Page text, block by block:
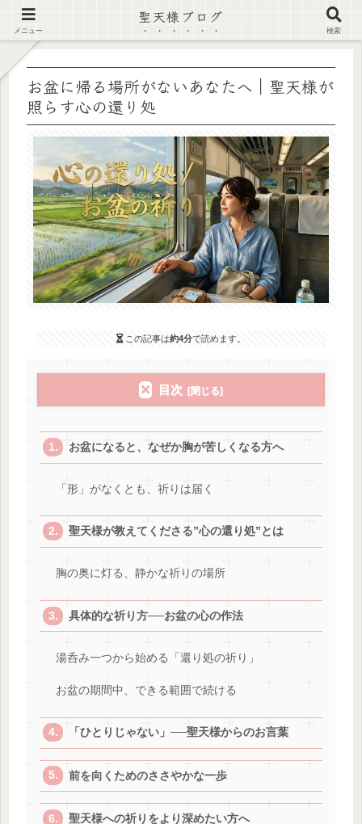
【注意喚起】偽サイト及び偽情報に注意 ▶確認する◀
お盆に帰る場所がないあなたへ｜聖天様が
照らす心の還り処
この記事は約4分で読めます。
目次
お盆になると、なぜか胸が苦しくなる方へ
「形」がなくとも、祈りは届く
聖天様が教えてくださる”心の還り処”とは
胸の奥に灯る、静かな祈りの場所
具体的な祈り方──お盆の心の作法
湯呑み一つから始める「還り処の祈り」
お盆の期間中、できる範囲で続ける
「ひとりじゃない」──聖天様からのお言葉
前を向くためのささやかな一歩
聖天様への祈りをより深めたい方へ
メニュー
聖天様ブログ
検索